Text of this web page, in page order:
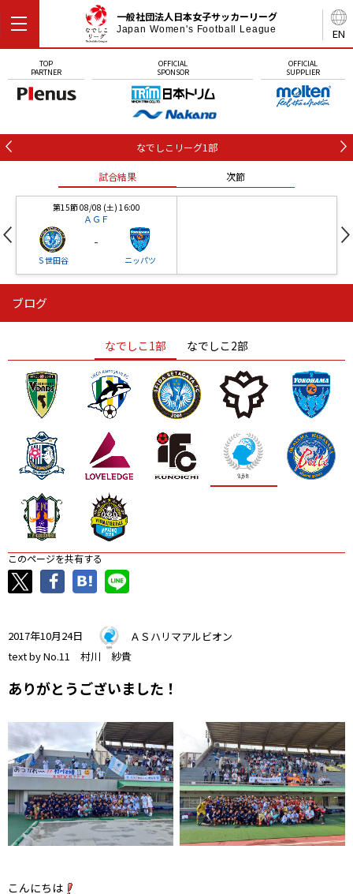
EN
一般社団法人日本女子サッカーリーグ
Japan Women's Football League
TOP
PARTNER
OFFICIAL
SPONSOR
OFFICIAL
SUPPLIER
なでしこリーグ1部
試合結果 次節
第15節 08/08 (土) 16:00
ＡＧＦ
Ｓ世田谷
-
ニッパツ
ニッパツ
ニッパツ 名古屋
石人の星
静岡 愛媛Ｌ
ブログ
なでしこ1部 なでしこ2部
このページを共有する
2017年10月24日
ＡＳハリマアルビオン
text by No.11 村川 紗貴
ありがとうございました！
こんにちは